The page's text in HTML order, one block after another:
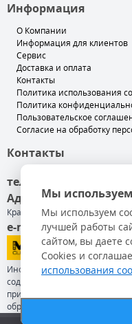
Информация
О Компании
Информация для клиентов
Сервис
Доставка и оплата
Контакты
Политика использования
Политика
Пользовательское
Согласие на обработку
Контакты
тел. +7 (499) 501-89-00
Адрес
: 140050, Московская
Красково п, Карла Маркса ул,
e-mail : info@master-russia.ru
Информация на сайте не
содержать неточности. Цены
приблизительно и могут
обработки заказа.
Мы
Мы используем
лучшей работы
сайтом, вы даете
Cookies и
использования